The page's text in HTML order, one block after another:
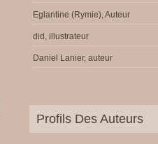
Eglantine (Rymie), Auteur
did, illustrateur
Daniel Lanier, auteur
Profils Des Auteurs